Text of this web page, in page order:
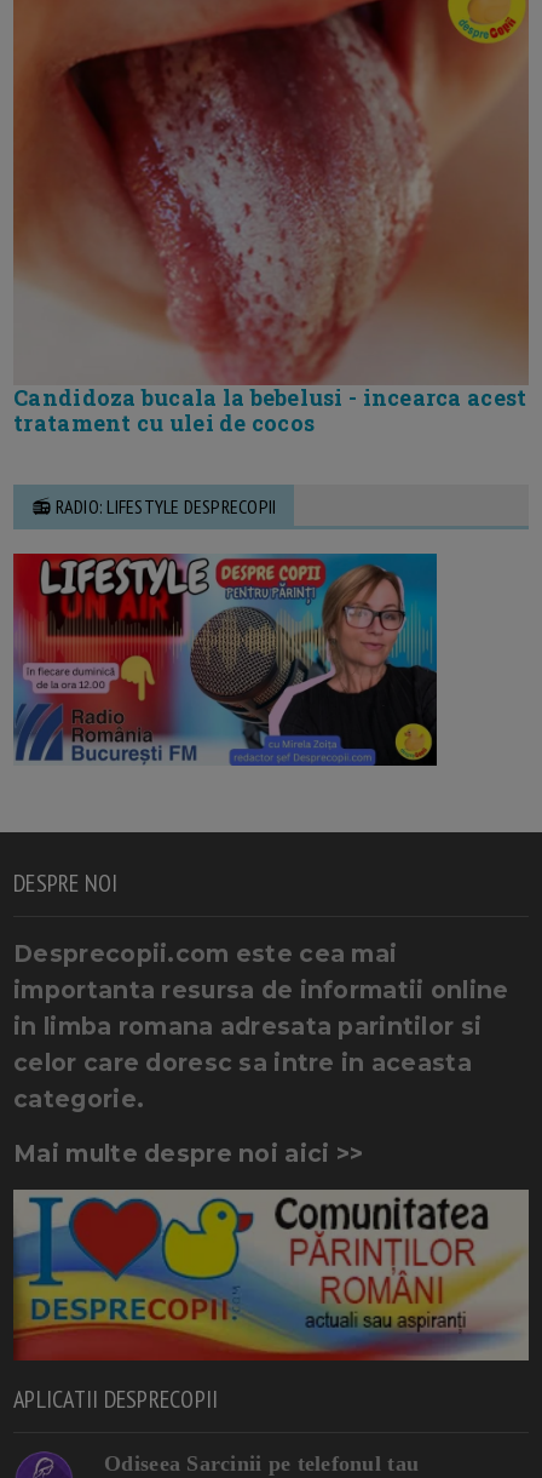
Candidoza bucala la bebelusi - incearca acest
tratament cu ulei de cocos
📻 RADIO: LIFESTYLE DESPRECOPII
DESPRE NOI
Desprecopii.com este cea mai
importanta resursa de informatii online
in limba romana adresata parintilor si
celor care doresc sa intre in aceasta
categorie.
Mai multe despre noi aici >>
APLICATII DESPRECOPII
Odiseea Sarcinii pe telefonul tau